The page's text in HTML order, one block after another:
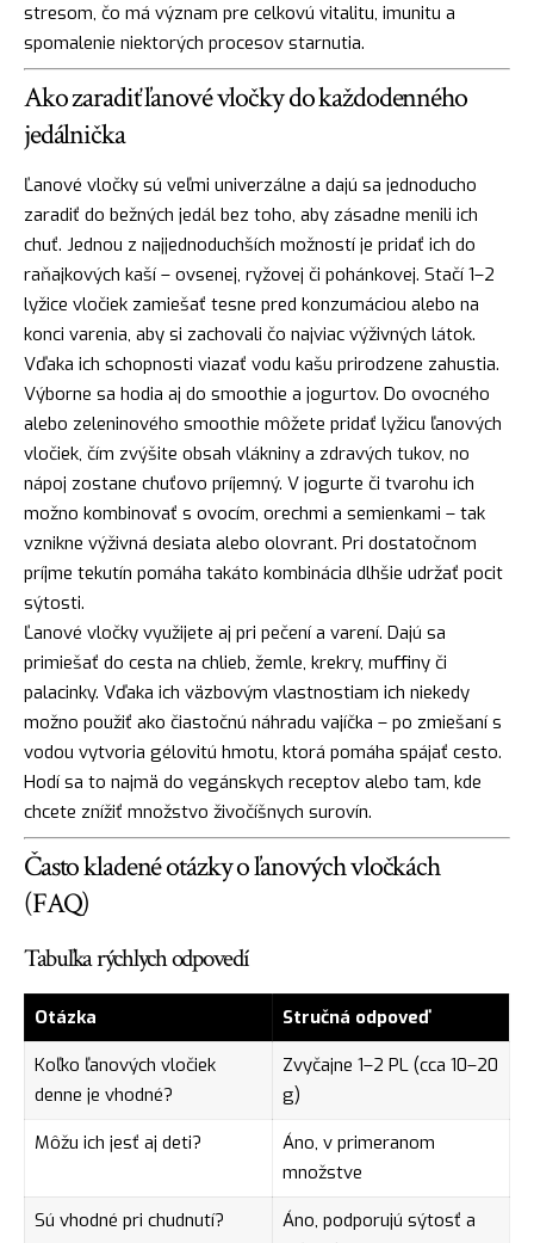
stresom, čo má význam pre celkovú vitalitu, imunitu a
spomalenie niektorých procesov starnutia.
Ako zaradiť ľanové vločky do každodenného
jedálnička
Ľanové vločky sú veľmi univerzálne a dajú sa jednoducho
zaradiť do bežných jedál bez toho, aby zásadne menili ich
chuť. Jednou z najjednoduchších možností je pridať ich do
raňajkových kaší – ovsenej, ryžovej či pohánkovej. Stačí 1–2
lyžice vločiek zamiešať tesne pred konzumáciou alebo na
konci varenia, aby si zachovali čo najviac výživných látok.
Vďaka ich schopnosti viazať vodu kašu prirodzene zahustia.
Výborne sa hodia aj do smoothie a jogurtov. Do ovocného
alebo zeleninového smoothie môžete pridať lyžicu ľanových
vločiek, čím zvýšite obsah vlákniny a zdravých tukov, no
nápoj zostane chuťovo príjemný. V jogurte či tvarohu ich
možno kombinovať s ovocím, orechmi a semienkami – tak
vznikne výživná desiata alebo olovrant. Pri dostatočnom
príjme tekutín pomáha takáto kombinácia dlhšie udržať pocit
sýtosti.
Ľanové vločky využijete aj pri pečení a varení. Dajú sa
primiešať do cesta na chlieb, žemle, krekry, muffiny či
palacinky. Vďaka ich väzbovým vlastnostiam ich niekedy
možno použiť ako čiastočnú náhradu vajíčka – po zmiešaní s
vodou vytvoria gélovitú hmotu, ktorá pomáha spájať cesto.
Hodí sa to najmä do vegánskych receptov alebo tam, kde
chcete znížiť množstvo živočíšnych surovín.
Často kladené otázky o ľanových vločkách
(FAQ)
Tabuľka rýchlych odpovedí
Otázka
Stručná odpoveď
Koľko ľanových vločiek
denne je vhodné?
Zvyčajne 1–2 PL (cca 10–20
g)
Môžu ich jesť aj deti?
Áno, v primeranom
množstve
Sú vhodné pri chudnutí?
Áno, podporujú sýtosť a